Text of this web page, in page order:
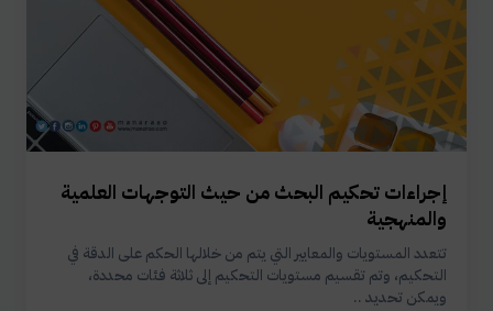
إجراءات تحكيم البحث من حيث التوجهات العلمية
والمنهجية
تتعدد المستويات والمعايير التي يتم من خلالها الحكم على الدقة في
التحكيم، وتم تقسيم مستويات التحكيم إلى ثلاثة فئات محددة،
ويمكن تحديد ..